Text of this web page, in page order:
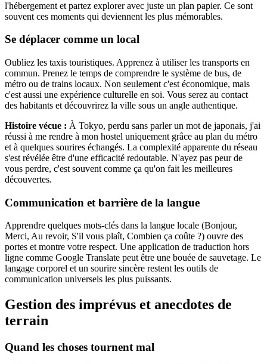
l'hébergement et partez explorer avec juste un plan papier. Ce sont
souvent ces moments qui deviennent les plus mémorables.
Se déplacer comme un local
Oubliez les taxis touristiques. Apprenez à utiliser les transports en
commun. Prenez le temps de comprendre le système de bus, de
métro ou de trains locaux. Non seulement c'est économique, mais
c'est aussi une expérience culturelle en soi. Vous serez au contact
des habitants et découvrirez la ville sous un angle authentique.
Histoire vécue : À Tokyo, perdu sans parler un mot de japonais, j'ai
réussi à me rendre à mon hostel uniquement grâce au plan du métro
et à quelques sourires échangés. La complexité apparente du réseau
s'est révélée être d'une efficacité redoutable. N'ayez pas peur de
vous perdre, c'est souvent comme ça qu'on fait les meilleures
découvertes.
Communication et barrière de la langue
Apprendre quelques mots-clés dans la langue locale (Bonjour,
Merci, Au revoir, S'il vous plaît, Combien ça coûte ?) ouvre des
portes et montre votre respect. Une application de traduction hors
ligne comme Google Translate peut être une bouée de sauvetage. Le
langage corporel et un sourire sincère restent les outils de
communication universels les plus puissants.
Gestion des imprévus et anecdotes de
terrain
Quand les choses tournent mal